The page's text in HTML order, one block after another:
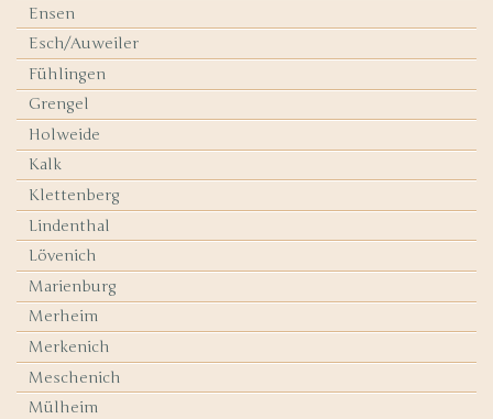
Ensen
Esch/Auweiler
Fühlingen
Grengel
Holweide
Kalk
Klettenberg
Lindenthal
Lövenich
Marienburg
Merheim
Merkenich
Meschenich
Mülheim